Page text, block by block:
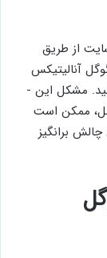
از طریق
آنالیتیکس
برای فعالیت کاربران پلتفرم موبایلی هم استفاده کنید. مشکل این ­
ممکن است
برانگیز